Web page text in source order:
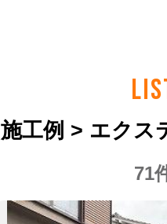
施工例 > エクス
71